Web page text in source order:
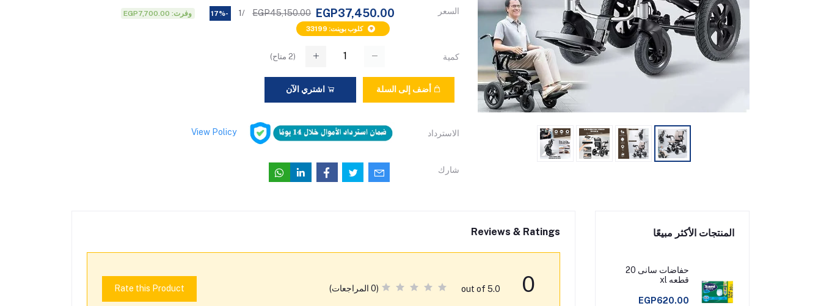
السعر EGP37,450.00
EGP45,150.00
/1
-17% وفرت: EGP7,700.00
كلوب بوينت: 33199
كمية (
2 متاح)
أضف إلى السلة اشتري الآن
الاسترداد View Policy
شارك
المنتجات الأكثر مبيعًا
حفاضات سانى 20
قطعه xl
EGP620.00
Reviews & Ratings
0
out of 5.0 (0 المراجعات) Rate this Product